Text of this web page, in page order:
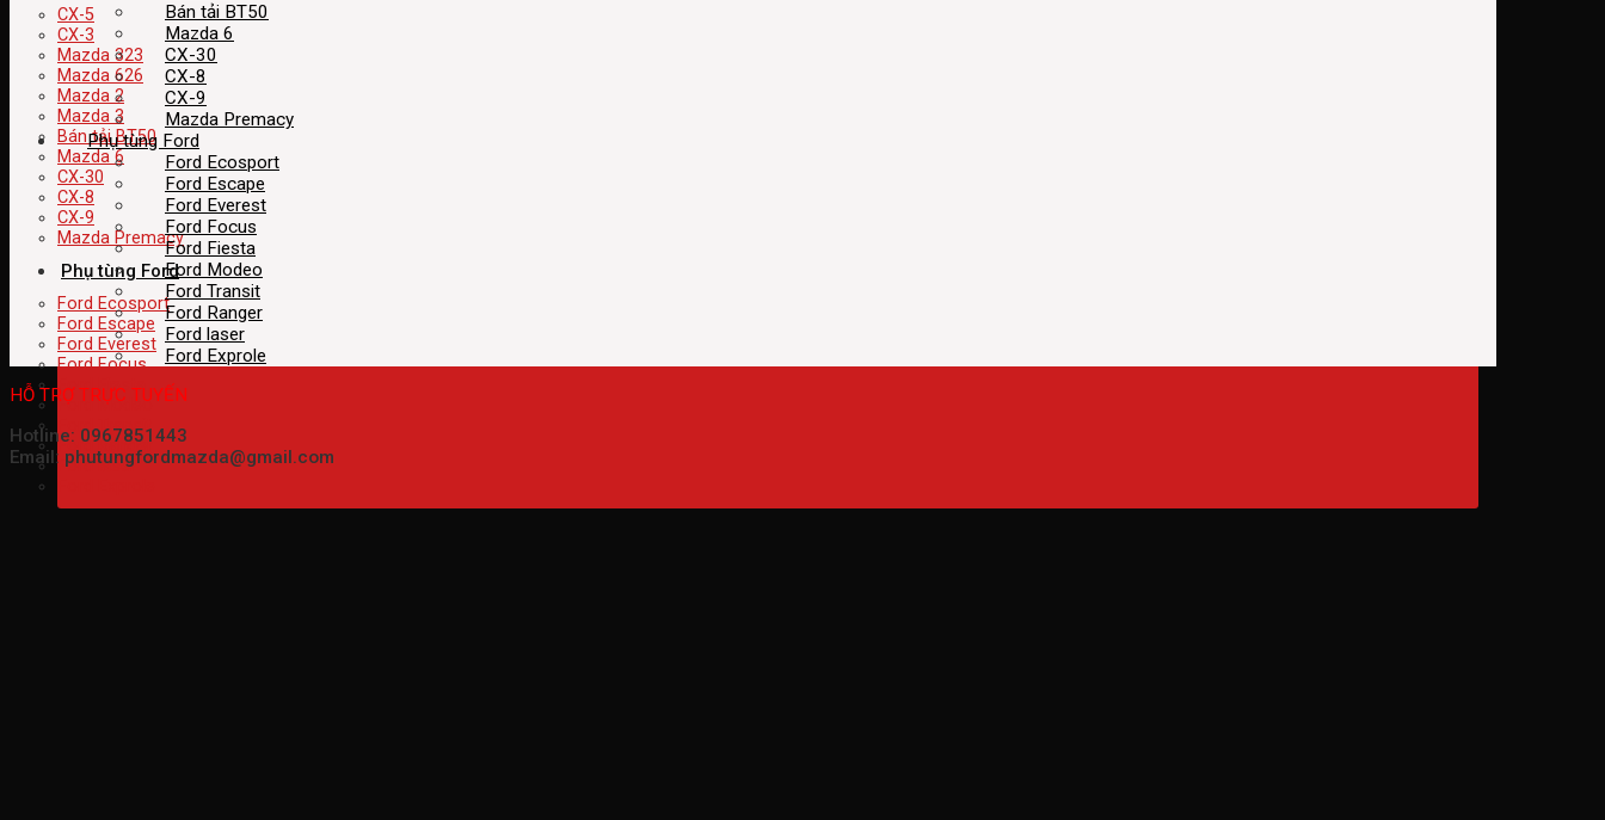
CX-5
CX-3
Mazda 323
Mazda 626
Mazda 2
Mazda 3
Bán tải BT50
Mazda 6
CX-30
CX-8
CX-9
Mazda Premacy
Phụ tùng Ford
Ford Ecosport
Ford Escape
Ford Everest
Ford Focus
Ford Fiesta
Ford Modeo
Ford Transit
Ford Ranger
Ford laser
Bán tải BT50
Mazda 6
CX-30
CX-8
CX-9
Mazda Premacy
Phụ tùng Ford
Ford Ecosport
Ford Escape
Ford Everest
Ford Focus
Ford Fiesta
Ford Modeo
Ford Transit
Ford Ranger
Ford laser
Ford Exprole
HỖ TRỢ TRỰC TUYẾN
Hotline: 0967851443
Email: phutungfordmazda@gmail.com